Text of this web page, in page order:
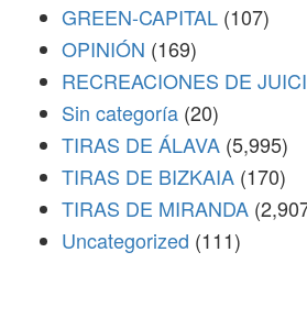
GREEN-CAPITAL (107)
OPINIÓN (169)
RECREACIONES DE
Sin categoría (20)
TIRAS DE ÁLAVA (5,995)
TIRAS DE BIZKAIA (170)
TIRAS DE MIRANDA
Uncategorized (111)